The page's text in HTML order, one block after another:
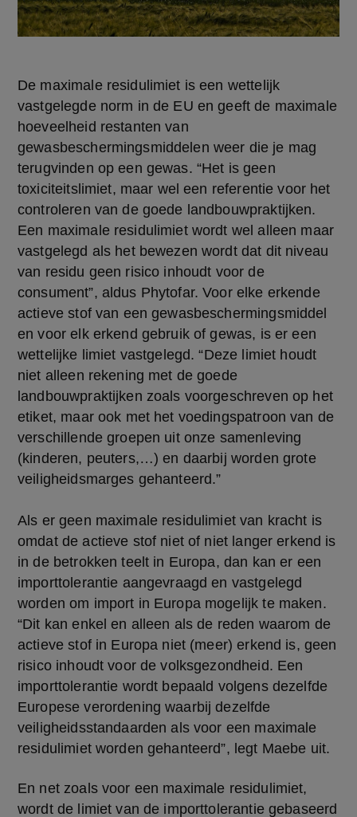
De maximale residulimiet is een wettelijk
vastgelegde norm in de EU en geeft de maximale
hoeveelheid restanten van
gewasbeschermingsmiddelen weer die je mag
terugvinden op een gewas. “Het is geen
toxiciteitslimiet, maar wel een referentie voor het
controleren van de goede landbouwpraktijken.
Een maximale residulimiet wordt wel alleen maar
vastgelegd als het bewezen wordt dat dit niveau
van residu geen risico inhoudt voor de
consument”, aldus Phytofar. Voor elke erkende
actieve stof van een gewasbeschermingsmiddel
en voor elk erkend gebruik of gewas, is er een
wettelijke limiet vastgelegd. “Deze limiet houdt
niet alleen rekening met de goede
landbouwpraktijken zoals voorgeschreven op het
etiket, maar ook met het voedingspatroon van de
verschillende groepen uit onze samenleving
(kinderen, peuters,…) en daarbij worden grote
veiligheidsmarges gehanteerd.”
Als er geen maximale residulimiet van kracht is
omdat de actieve stof niet of niet langer erkend is
in de betrokken teelt in Europa, dan kan er een
importtolerantie aangevraagd en vastgelegd
worden om import in Europa mogelijk te maken.
“Dit kan enkel en alleen als de reden waarom de
actieve stof in Europa niet (meer) erkend is, geen
risico inhoudt voor de volksgezondheid. Een
importtolerantie wordt bepaald volgens dezelfde
Europese verordening waarbij dezelfde
veiligheidsstandaarden als voor een maximale
residulimiet worden gehanteerd”, legt Maebe uit.
En net zoals voor een maximale residulimiet,
wordt de limiet van de importtolerantie gebaseerd